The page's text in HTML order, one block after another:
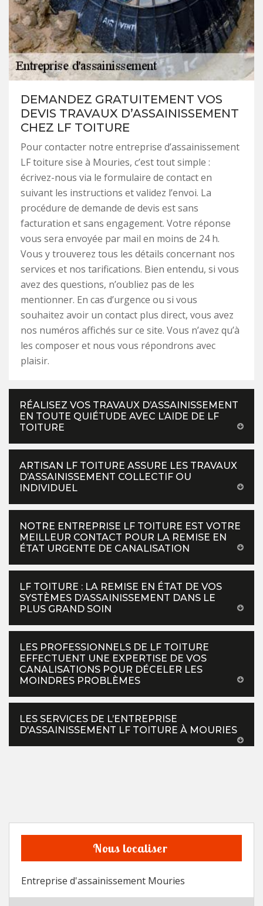
DEMANDEZ GRATUITEMENT VOS
DEVIS TRAVAUX D’ASSAINISSEMENT
CHEZ LF TOITURE
Pour contacter notre entreprise d’assainissement
LF toiture sise à Mouries, c’est tout simple :
écrivez-nous via le formulaire de contact en
suivant les instructions et validez l’envoi. La
procédure de demande de devis est sans
facturation et sans engagement. Votre réponse
vous sera envoyée par mail en moins de 24 h.
Vous y trouverez tous les détails concernant nos
services et nos tarifications. Bien entendu, si vous
avez des questions, n’oubliez pas de les
mentionner. En cas d’urgence ou si vous
souhaitez avoir un contact plus direct, vous avez
nos numéros affichés sur ce site. Vous n’avez qu’à
les composer et nous vous répondrons avec
plaisir.
RÉALISEZ VOS TRAVAUX D’ASSAINISSEMENT
EN TOUTE QUIÉTUDE AVEC L’AIDE DE LF
TOITURE
ARTISAN LF TOITURE ASSURE LES TRAVAUX
D’ASSAINISSEMENT COLLECTIF OU
INDIVIDUEL
NOTRE ENTREPRISE LF TOITURE EST VOTRE
MEILLEUR CONTACT POUR LA REMISE EN
ÉTAT URGENTE DE CANALISATION
LF TOITURE : LA REMISE EN ÉTAT DE VOS
SYSTÈMES D’ASSAINISSEMENT DANS LE
PLUS GRAND SOIN
LES PROFESSIONNELS DE LF TOITURE
EFFECTUENT UNE EXPERTISE DE VOS
CANALISATIONS POUR DÉCELER LES
MOINDRES PROBLÈMES
LES SERVICES DE L’ENTREPRISE
D'ASSAINISSEMENT LF TOITURE À MOURIES
Nous localiser
Entreprise d'assainissement Mouries